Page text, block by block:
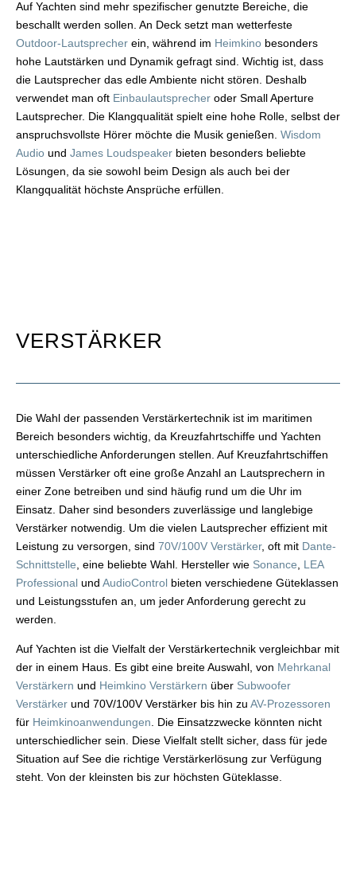
Auf Yachten sind mehr spezifischer genutzte Bereiche, die
beschallt werden sollen. An Deck setzt man wetterfeste
Outdoor-Lautsprecher ein, während im Heimkino besonders
hohe Lautstärken und Dynamik gefragt sind. Wichtig ist, dass
die Lautsprecher das edle Ambiente nicht stören. Deshalb
verwendet man oft Einbaulautsprecher oder Small Aperture
Lautsprecher. Die Klangqualität spielt eine hohe Rolle, selbst der
anspruchsvollste Hörer möchte die Musik genießen. Wisdom
Audio und James Loudspeaker bieten besonders beliebte
Lösungen, da sie sowohl beim Design als auch bei der
Klangqualität höchste Ansprüche erfüllen.
VERSTÄRKER
Die Wahl der passenden Verstärkertechnik ist im maritimen
Bereich besonders wichtig, da Kreuzfahrtschiffe und Yachten
unterschiedliche Anforderungen stellen. Auf Kreuzfahrtschiffen
müssen Verstärker oft eine große Anzahl an Lautsprechern in
einer Zone betreiben und sind häufig rund um die Uhr im
Einsatz. Daher sind besonders zuverlässige und langlebige
Verstärker notwendig. Um die vielen Lautsprecher effizient mit
Leistung zu versorgen, sind 70V/100V Verstärker, oft mit Dante-
Schnittstelle , eine beliebte Wahl. Hersteller wie Sonance
LEA
Professional und AudioControl bieten verschiedene Güteklassen
und Leistungsstufen an, um jeder Anforderung gerecht zu
werden.
Auf Yachten ist die Vielfalt der Verstärkertechnik vergleichbar mit
der in einem Haus. Es gibt eine breite Auswahl, von Mehrkanal
Verstärkern und Heimkino Verstärkern über Subwoofer
Verstärker und 70V/100V Verstärker bis hin zu AV-Prozessoren
für Heimkinoanwendungen . Die Einsatzzwecke könnten nicht
unterschiedlicher sein. Diese Vielfalt stellt sicher, dass für jede
Situation auf See die richtige Verstärkerlösung zur Verfügung
steht. Von der kleinsten bis zur höchsten Güteklasse.